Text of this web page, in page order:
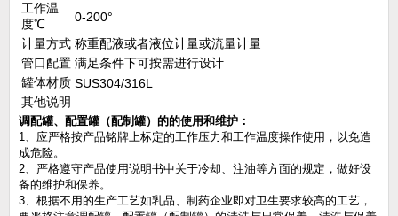
工作温
度℃
0-200°
计量方式 称重配液或者液位计量或流量计量
管口配置 满足条件下可按需进行设计
罐体材质 SUS304/316L
其他说明
调配罐、配置罐（配制罐）的的使用和维护：
1、应严格按产品铭牌上标定的工作压力和工作温度操作使用，以免造
成危险。
2、严格遵守产品使用说明书中关于冷却、注油等方面的规定，做好设
备的维护和保养。
3、根据不用的生产工艺如乳品、制药企业即对卫生要求较高的工艺，